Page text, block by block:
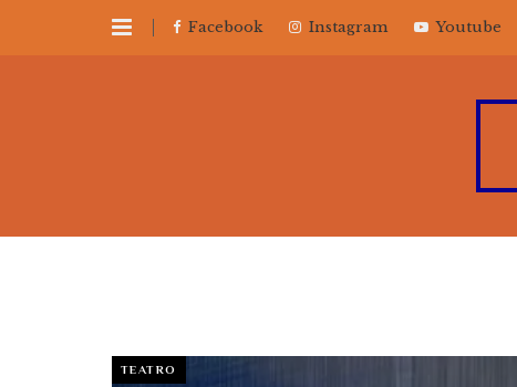
Facebook Instagram Youtube
TEATRO